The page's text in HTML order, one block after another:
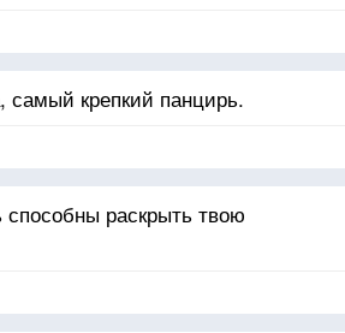
самый крепкий панцирь.
раскрыть твою